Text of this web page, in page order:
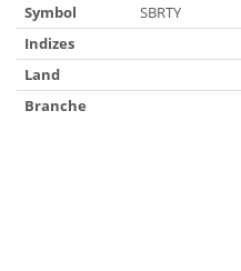
Symbol
SBRTY
Indizes
Land
Branche